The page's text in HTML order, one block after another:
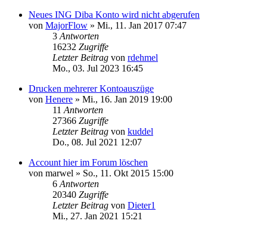
Neues ING Diba Konto wird nicht abgerufen
von MajorFlow » Mi., 11. Jan 2017 07:47
3 Antworten
16232 Zugriffe
Letzter Beitrag von rdehmel
Mo., 03. Jul 2023 16:45
Drucken mehrerer Kontoauszüge
von Henere » Mi., 16. Jan 2019 19:00
11 Antworten
27366 Zugriffe
Letzter Beitrag von kuddel
Do., 08. Jul 2021 12:07
Account hier im Forum löschen
von marwel » So., 11. Okt 2015 15:00
6 Antworten
20340 Zugriffe
Letzter Beitrag von Dieter1
Mi., 27. Jan 2021 15:21